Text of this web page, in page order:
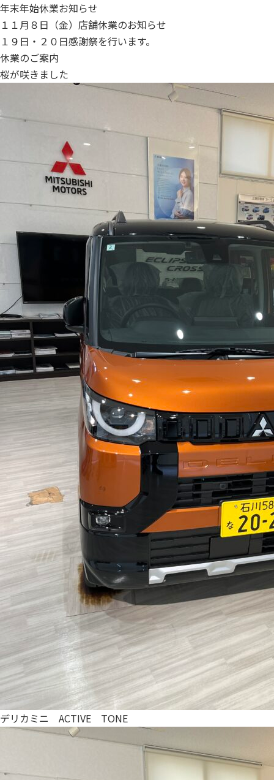
年末年始休業お知らせ
１１月８日（金）店舗休業のお知らせ
１９日・２０日感謝祭を行います。
休業のご案内
桜が咲きました
デリカミニ ACTIVE TONE